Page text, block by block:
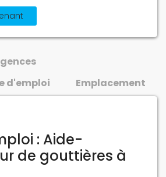
d'emploi
Emplacement
: Aide-
de gouttières à